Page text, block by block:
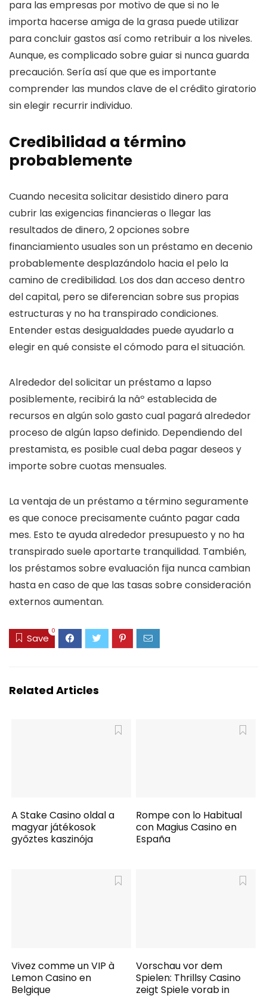
para las empresas por motivo de que si no le
importa hacerse amiga de la grasa puede utilizar
para concluir gastos así­ como retribuir a los niveles.
Aunque, es complicado sobre guiar si nunca guarda
precaución. Serí­a así que que es importante
comprender las mundos clave de el crédito giratorio
sin elegir recurrir individuo.
Credibilidad a término
probablemente
Cuando necesita solicitar desistido dinero para
cubrir las exigencias financieras o llegar las
resultados de dinero, 2 opciones sobre
financiamiento usuales son un préstamo en decenio
probablemente desplazándolo hacia el pelo la
camino de credibilidad. Los dos dan acceso dentro
del capital, pero se diferencian sobre sus propias
estructuras y no ha transpirado condiciones.
Entender estas desigualdades puede ayudarlo a
elegir en qué consiste el cómodo para el situación.
Alrededor del solicitar un préstamo a lapso
posiblemente, recibirá la nâº establecida de
recursos en algún solo gasto cual pagará alrededor
proceso de algún lapso definido. Dependiendo del
prestamista, es posible cual deba pagar deseos y
importe sobre cuotas mensuales.
La ventaja de un préstamo a término seguramente
es que conoce precisamente cuánto pagar cada
mes. Esto te ayuda alrededor presupuesto y no ha
transpirado suele aportarte tranquilidad. También,
los préstamos sobre evaluación fija nunca cambian
hasta en caso de que las tasas sobre consideración
externos aumentan.
Save
0
Related Articles
A Stake Casino oldal a
magyar játékosok
győztes kaszinója
Rompe con lo Habitual
con Magius Casino en
España
Vivez comme un VIP à
Lemon Casino en
Belgique
Vorschau vor dem
Spielen: Thrillsy Casino
zeigt Spiele vorab in